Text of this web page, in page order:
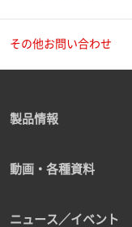
その他お問い合わせ
製品情報
動画・各種資料
ニュース／イベント